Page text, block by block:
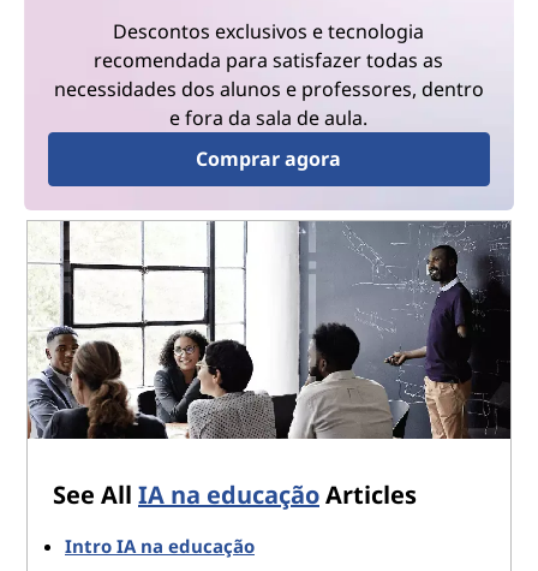
Descontos exclusivos e tecnologia
recomendada para satisfazer todas as
necessidades dos alunos e professores, dentro
e fora da sala de aula.
Comprar agora
See All IA na educaçãoArticles
Intro IA na educação